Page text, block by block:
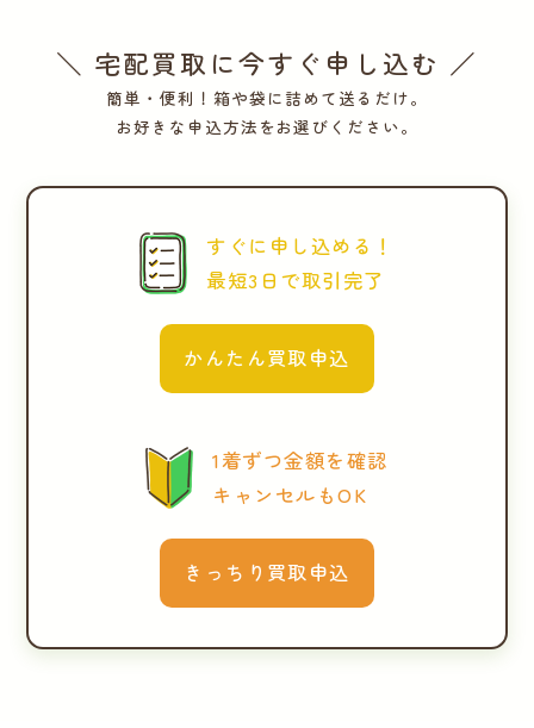
＼ 宅配買取に今すぐ申し込む ／
簡単・便利！箱や袋に詰めて送るだけ。
お好きな申込方法をお選びください。
すぐに申し込める！
最短3日で取引完了
かんたん買取申込
1着ずつ金額を確認
キャンセルもOK
きっちり買取申込